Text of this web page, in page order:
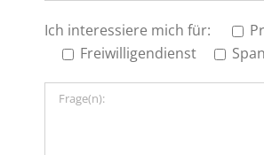
Ich interessiere mich für:
Freiwilligendienst